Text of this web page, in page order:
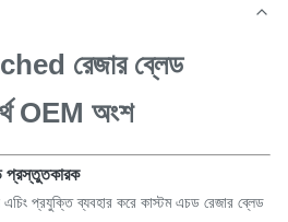
রেজার ব্লেড
OEM অংশ
প্রস্তুতকারক
প্রযুক্তি ব্যবহার করে কাস্টম এচড রেজার ব্লেড